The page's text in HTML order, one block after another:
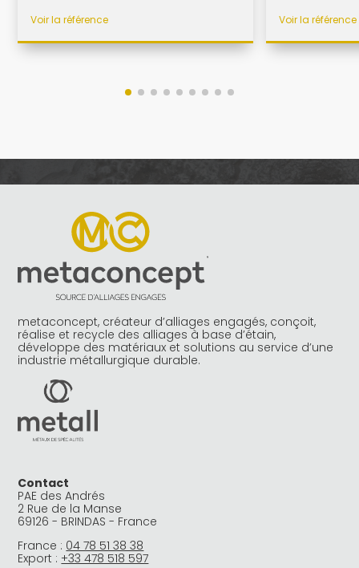
Voir la référence Voir la référence
metaconcept, créateur d’alliages engagés, conçoit,
réalise et recycle des alliages à base d’étain,
développe des matériaux et solutions au service d’une
industrie métallurgique durable.
Contact
PAE des Andrés
2 Rue de la Manse
69126 - BRINDAS - France
France : 04 78 51 38 38
Export : +33 478 518 597